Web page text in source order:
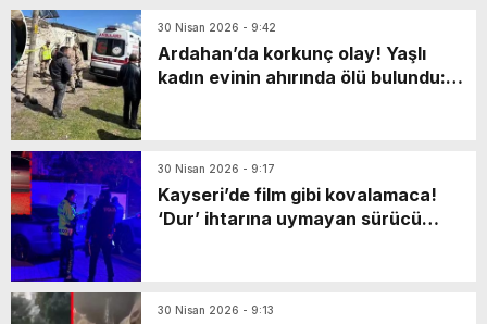
30 Nisan 2026 - 9:42
Ardahan’da korkunç olay! Yaşlı
kadın evinin ahırında ölü bulundu:
30 Nisan 2026 - 9:17
Kayseri’de film gibi kovalamaca!
‘Dur’ ihtarına uymayan sürücü
30 Nisan 2026 - 9:13